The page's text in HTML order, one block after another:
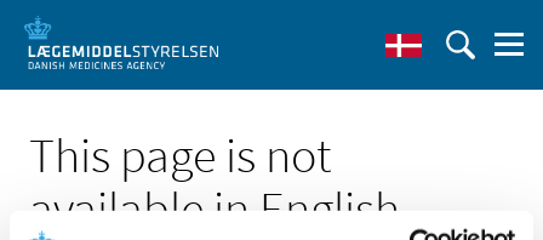
This page is not
available in English